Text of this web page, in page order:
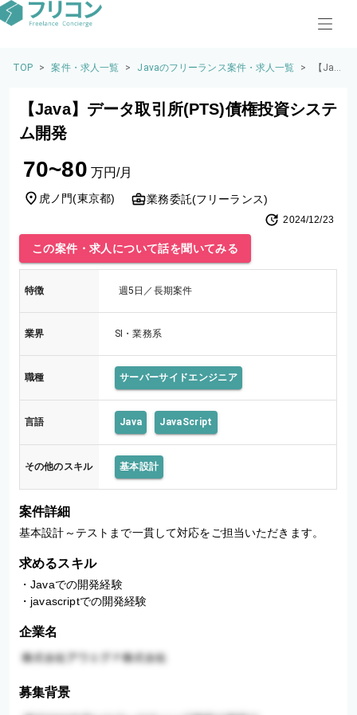
TOP > 案件・求人一覧 > Javaのフリーランス案件・求人一覧 >
【Jav
取引
【Java】データ取引所(PTS)債権投資システ
ム開発
70~80 万円/月
虎ノ門(東京都) 業務委託(フリーランス)
2024/12/23
この案件・求人について話を聞いてみる
特徴 週5日／長期案件
業界 SI・業務系
職種 サーバーサイドエンジニア
言語 Java JavaScript
その他のスキル 基本設計
案件詳細
基本設計～テストまで一貫して対応をご担当いただきます。
求めるスキル
・Javaでの開発経験
・javascriptでの開発経験
企業名
募集背景